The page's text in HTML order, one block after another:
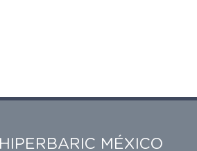
HIPERBARIC MÉXICO